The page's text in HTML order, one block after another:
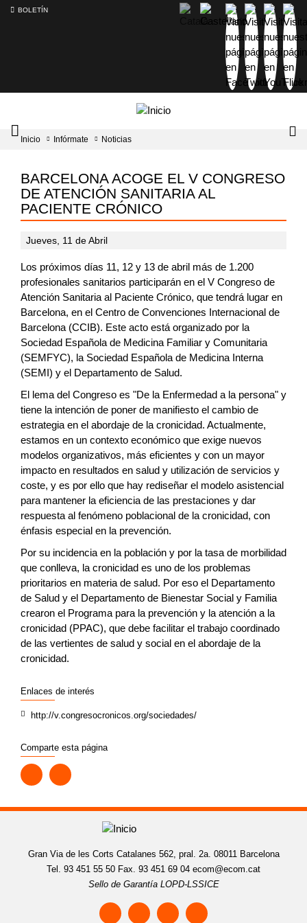
BOLETÍN
Intercambiador
del
principal
Inicio Infórmate Noticias
BARCELONA ACOGE EL V CONGRESO
DE ATENCIÓN SANITARIA AL
PACIENTE CRÓNICO
Jueves, 11 de Abril
Los próximos días 11, 12 y 13 de abril más de 1.200
profesionales sanitarios participarán en el V Congreso de
Atención Sanitaria al Paciente Crónico, que tendrá lugar en
Barcelona, en el Centro de Convenciones Internacional de
Barcelona (CCIB). Este acto está organizado por la
Sociedad Española de Medicina Familiar y Comunitaria
(SEMFYC), la Sociedad Española de Medicina Interna
(SEMI) y el Departamento de Salud.
El lema del Congreso es "De la Enfermedad a la persona" y
tiene la intención de poner de manifiesto el cambio de
estrategia en el abordaje de la cronicidad. Actualmente,
estamos en un contexto económico que exige nuevos
modelos organizativos, más eficientes y con un mayor
impacto en resultados en salud y utilización de servicios y
coste, y es por ello que hay rediseñar el modelo asistencial
para mantener la eficiencia de las prestaciones y dar
respuesta al fenómeno poblacional de la cronicidad, con
énfasis especial en la prevención.
Por su incidencia en la población y por la tasa de morbilidad
que conlleva, la cronicidad es uno de los problemas
prioritarios en materia de salud. Por eso el Departamento
de Salud y el Departamento de Bienestar Social y Familia
crearon el Programa para la prevención y la atención a la
cronicidad (PPAC), que debe facilitar el trabajo coordinado
de las vertientes de salud y social en el abordaje de la
cronicidad.
Enlaces de interés
http://v.congresocronicos.org/sociedades/
Comparte esta página
Gran Via de les Corts Catalanes 562, pral. 2a. 08011 Barcelona
Tel. 93 451 55 50 Fax. 93 451 69 04 ecom@ecom.cat
Sello de Garantía LOPD-LSSICE